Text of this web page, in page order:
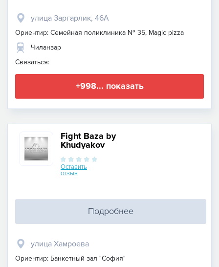
улица Заргарлик, 46А
Ориентир: Семейная поликлиника № 35, Magic pizza
Чиланзар
Связаться:
+998... показать
Fight Baza by
Khudyakov
Оставить
отзыв
Подробнее
улица Хамроева
Ориентир: Банкетный зал "София"